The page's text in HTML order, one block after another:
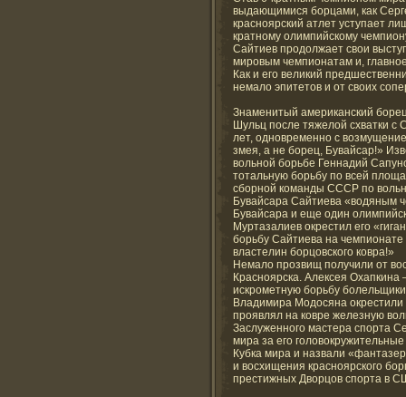
выдающимися борцами, как
красноярский атлет уступает
кратному олимпийскому
Сайтиев продолжает свои
мировым чемпионатам и,
Как и его великий
немало эпитетов и от своих
Знаменитый американский
Шульц после тяжелой схватки
лет, одновременно с
змея, а не борец, Бувайсар!»
вольной борьбе Геннадий
тотальную борьбу по всей
сборной команды СССР по
Бувайсара Сайтиева «водяным
Бувайсара и еще один
Муртазалиев окрестил его
борьбу Сайтиева на
властелин борцовского ковра!»
Немало прозвищ получили от
Красноярска. Алексея
искрометную борьбу
Владимира Модосяна
проявлял на ковре железную
Заслуженного мастера спорта
мира за его
Кубка мира и назвали
и восхищения красноярского
престижных Дворцов спорта в